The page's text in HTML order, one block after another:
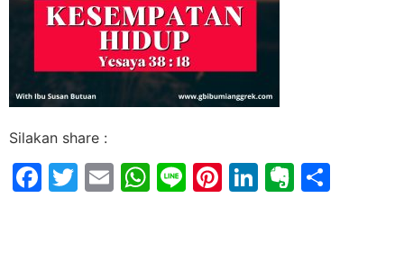
Silakan share :
Facebook
Twitter
EmailWhatsApp
LinePinterest
LinkedIn